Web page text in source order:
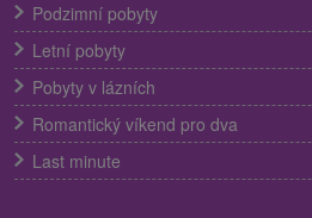
Podzimní pobyty
Letní pobyty
Pobyty v lázních
Romantický víkend pro dva
Last minute